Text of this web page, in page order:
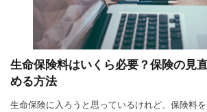
生命保険料はいくら必要？保険の見
める方法
生命保険に入ろうと思っているけれど、保険料